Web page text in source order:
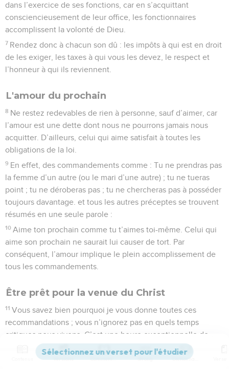
dans l’exercice de ses fonctions, car en s’acquittant
consciencieusement de leur office, les fonctionnaires
accomplissent la volonté de Dieu.
7 Rendez donc à chacun son dû : les impôts à qui est en droit
de les exiger, les taxes à qui vous les devez, le respect et
l’honneur à qui ils reviennent.
L'amour du prochain
8 Ne restez redevables de rien à personne, sauf d’aimer, car
l’amour est une dette dont nous ne pourrons jamais nous
acquitter. D’ailleurs, celui qui aime satisfait à toutes les
obligations de la loi.
9 En effet, des commandements comme : Tu ne prendras pas
la femme d’un autre (ou le mari d’une autre) ; tu ne tueras
point ; tu ne déroberas pas ; tu ne chercheras pas à posséder
toujours davantage. et tous les autres préceptes se trouvent
résumés en une seule parole :
10 Aime ton prochain comme tu t’aimes toi-même. Celui qui
aime son prochain ne saurait lui causer de tort. Par
conséquent, l’amour implique le plein accomplissement de
tous les commandements.
Être prêt pour la venue du Christ
11 Vous savez bien pourquoi je vous donne toutes ces
recommandations ; vous n’ignorez pas en quels temps
critiques nous vivons. C’est une heure exceptionnelle de
Dieu que la nôtre. C’est l’heure matinale, secouez donc
votre sommeil et votre torpeur ; sortez des rêves ! Éveillez-
Versions Commentaires Strong